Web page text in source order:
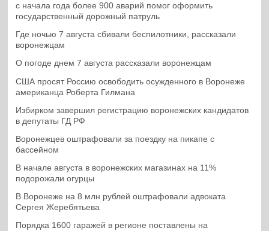
с начала года более 900 аварий помог оформить
государственный дорожный патруль
Где ночью 7 августа сбивали беспилотники, рассказали
воронежцам
О погоде днем 7 августа рассказали воронежцам
США просят Россию освободить осужденного в Воронеже
американца Роберта Гилмана
Избирком завершил регистрацию воронежских кандидатов
в депутаты ГД РФ
Воронежцев оштрафовали за поездку на пикапе с
бассейном
В начале августа в воронежских магазинах на 11%
подорожали огурцы
В Воронеже на 8 млн рублей оштрафовали адвоката
Сергея Жеребятьева
Порядка 1600 гаражей в регионе поставлены на